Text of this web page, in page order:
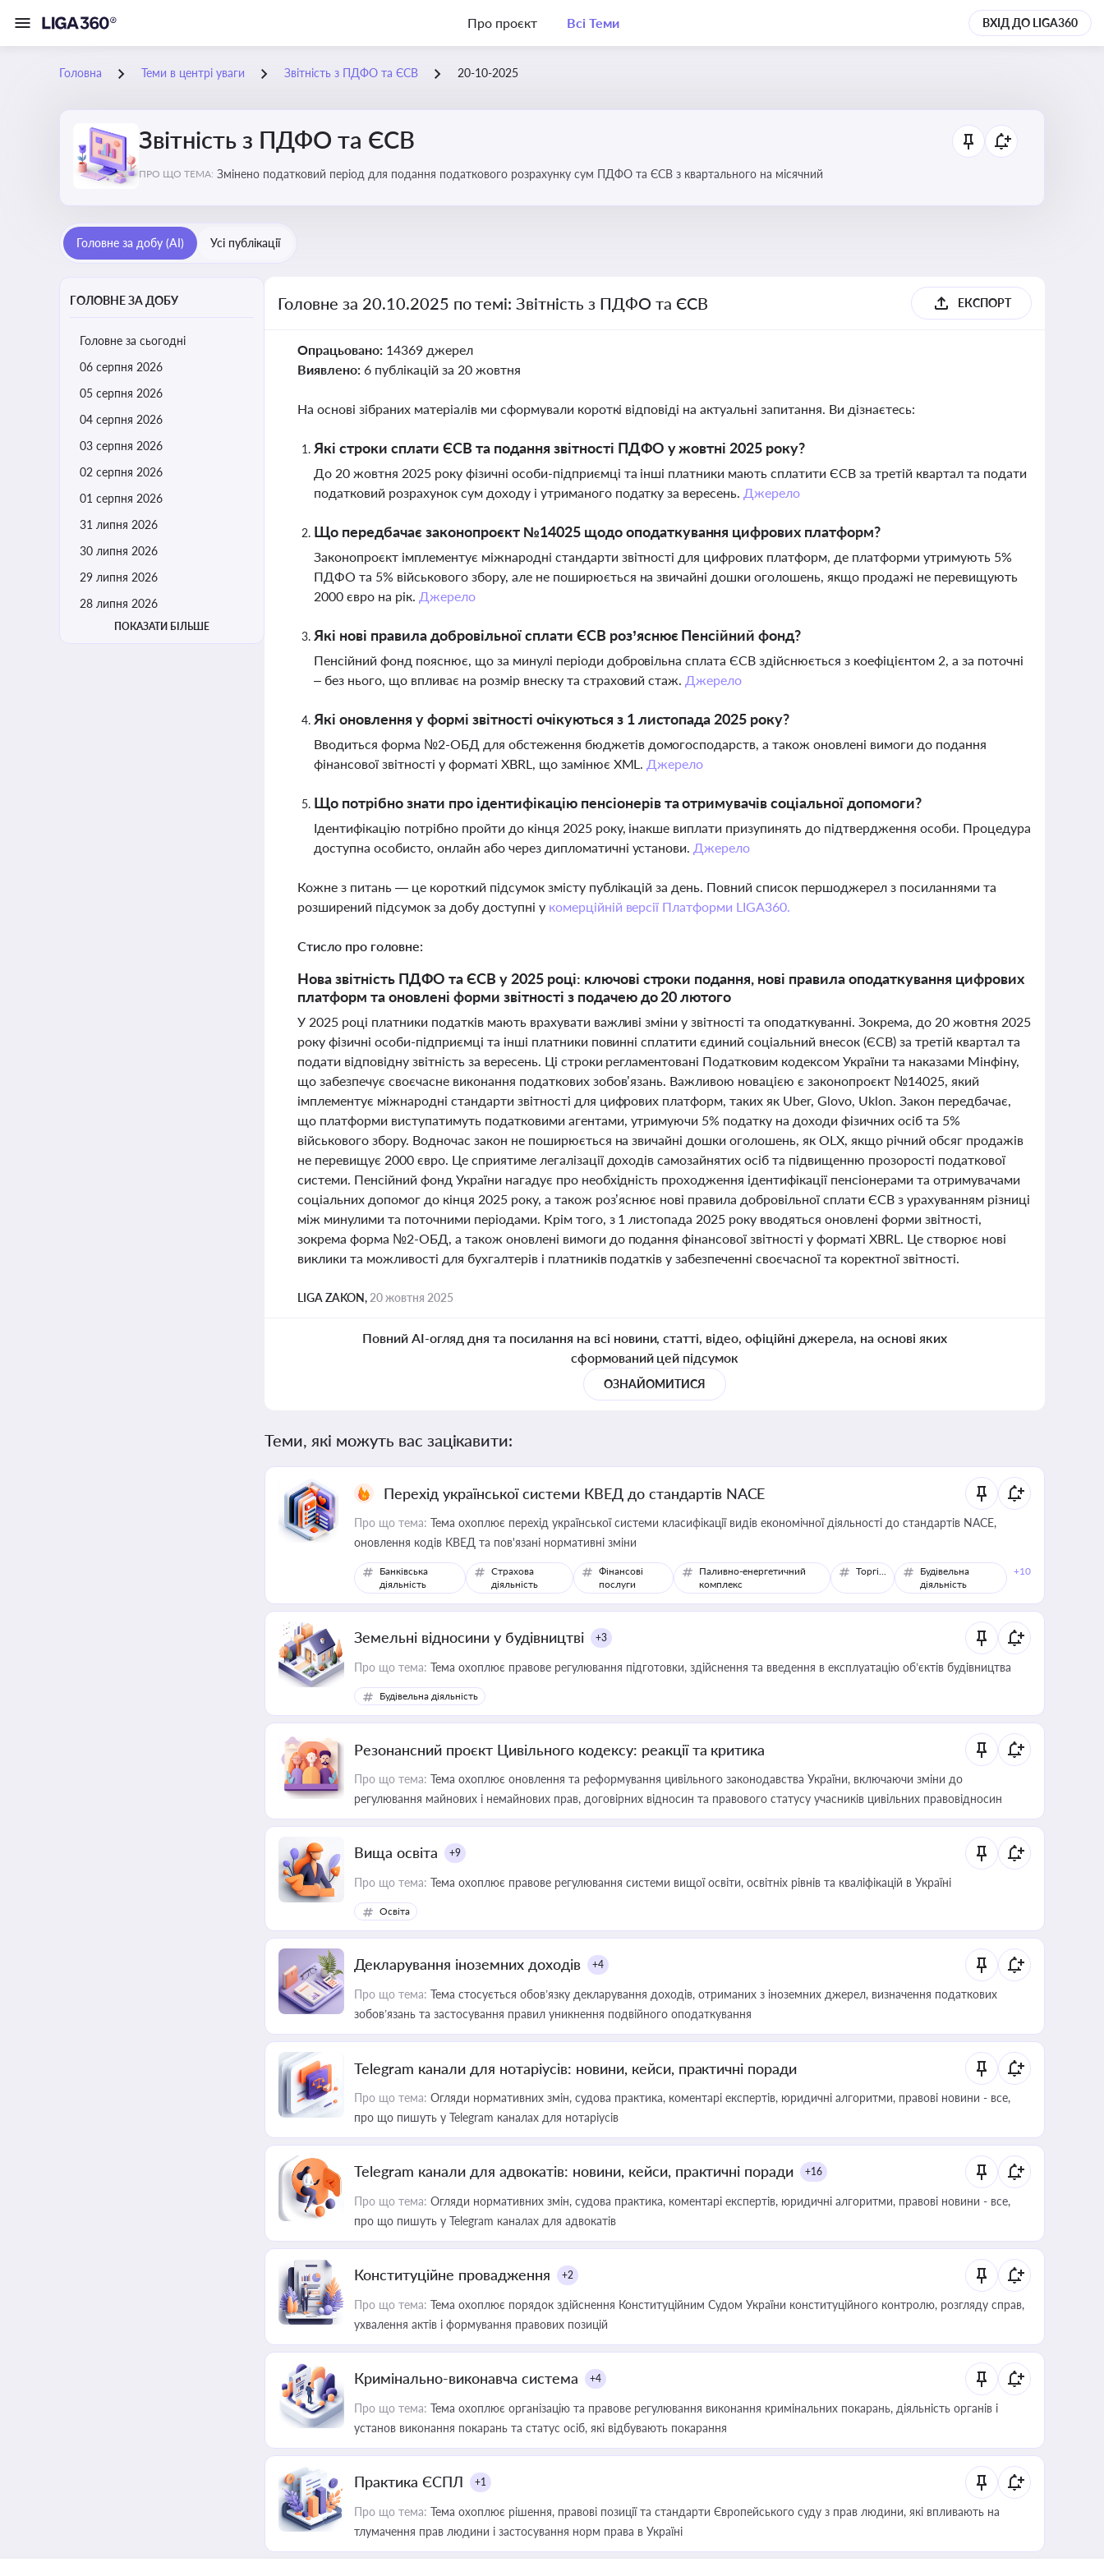
Про проєкт Всі Теми ВХІД ДО LIGA360
Головна Теми в центрі уваги Звітність з ПДФО та ЄСВ 20-10-2025
Звітність з ПДФО та ЄСВ
ПРО ЩО ТЕМА: Змінено податковий період для подання податкового розрахунку сум ПДФО та ЄСВ з квартального на місячний
Головне за добу (AI) Усі публікації
ГОЛОВНЕ ЗА ДОБУ
Головне за сьогодні
06 серпня 2026
05 серпня 2026
04 серпня 2026
03 серпня 2026
02 серпня 2026
01 серпня 2026
31 липня 2026
30 липня 2026
29 липня 2026
28 липня 2026
ПОКАЗАТИ БІЛЬШЕ
Головне за 20.10.2025 по темі: Звітність з ПДФО та ЄСВ ЕКСПОРТ
Опрацьовано: 14369 джерел
Виявлено: 6 публікацій за 20 жовтня
На основі зібраних матеріалів ми сформували короткі відповіді на актуальні запитання. Ви дізнаєтесь:
Які строки сплати ЄСВ та подання звітності ПДФО у жовтні 2025 року?
До 20 жовтня 2025 року фізичні особи-підприємці та інші платники мають сплатити ЄСВ за третій квартал та подати
податковий розрахунок сум доходу і утриманого податку за вересень. Джерело
Що передбачає законопроєкт №14025 щодо оподаткування цифрових платформ?
Законопроєкт імплементує міжнародні стандарти звітності для цифрових платформ, де платформи утримують 5%
ПДФО та 5% військового збору, але не поширюється на звичайні дошки оголошень, якщо продажі не перевищують
2000 євро на рік. Джерело
Які нові правила добровільної сплати ЄСВ роз’яснює Пенсійний фонд?
Пенсійний фонд пояснює, що за минулі періоди добровільна сплата ЄСВ здійснюється з коефіцієнтом 2, а за поточні
– без нього, що впливає на розмір внеску та страховий стаж. Джерело
Які оновлення у формі звітності очікуються з 1 листопада 2025 року?
Вводиться форма №2-ОБД для обстеження бюджетів домогосподарств, а також оновлені вимоги до подання
фінансової звітності у форматі XBRL, що замінює XML. Джерело
Що потрібно знати про ідентифікацію пенсіонерів та отримувачів соціальної допомоги?
Ідентифікацію потрібно пройти до кінця 2025 року, інакше виплати призупинять до підтвердження особи. Процедура
доступна особисто, онлайн або через дипломатичні установи. Джерело
Кожне з питань — це короткий підсумок змісту публікацій за день. Повний список першоджерел з посиланнями та
розширений підсумок за добу доступні у комерційній версії Платформи LIGA360.
Стисло про головне:
Нова звітність ПДФО та ЄСВ у 2025 році: ключові строки подання, нові правила оподаткування цифрових
платформ та оновлені форми звітності з подачею до 20 лютого
У 2025 році платники податків мають врахувати важливі зміни у звітності та оподаткуванні. Зокрема, до 20 жовтня 2025
року фізичні особи-підприємці та інші платники повинні сплатити єдиний соціальний внесок (ЄСВ) за третій квартал та
подати відповідну звітність за вересень. Ці строки регламентовані Податковим кодексом України та наказами Мінфіну,
що забезпечує своєчасне виконання податкових зобов’язань. Важливою новацією є законопроєкт №14025, який
імплементує міжнародні стандарти звітності для цифрових платформ, таких як Uber, Glovo, Uklon. Закон передбачає,
що платформи виступатимуть податковими агентами, утримуючи 5% податку на доходи фізичних осіб та 5%
військового збору. Водночас закон не поширюється на звичайні дошки оголошень, як OLX, якщо річний обсяг продажів
не перевищує 2000 євро. Це сприятиме легалізації доходів самозайнятих осіб та підвищенню прозорості податкової
системи. Пенсійний фонд України нагадує про необхідність проходження ідентифікації пенсіонерами та отримувачами
соціальних допомог до кінця 2025 року, а також роз’яснює нові правила добровільної сплати ЄСВ з урахуванням різниці
між минулими та поточними періодами. Крім того, з 1 листопада 2025 року вводяться оновлені форми звітності,
зокрема форма №2-ОБД, а також оновлені вимоги до подання фінансової звітності у форматі XBRL. Це створює нові
виклики та можливості для бухгалтерів і платників податків у забезпеченні своєчасної та коректної звітності.
LIGA ZAKON, 20 жовтня 2025
Повний AI-огляд дня та посилання на всі новини, статті, відео, офіційні джерела, на основі яких
сформований цей підсумок
ОЗНАЙОМИТИСЯ
Теми, які можуть вас зацікавити:
Перехід української системи КВЕД до стандартів NACE
Про що тема: Тема охоплює перехід української системи класифікації видів економічної діяльності до стандартів NACE,
оновлення кодів КВЕД та пов'язані нормативні зміни
Банківська
діяльність
Страхова
діяльність
Фінансові
послуги
Паливно-енергетичний
комплекс
Торгівля
Будівельна
діяльність
+10
Земельні відносини у будівництві +3
Про що тема: Тема охоплює правове регулювання підготовки, здійснення та введення в експлуатацію об’єктів будівництва
Будівельна діяльність
Резонансний проєкт Цивільного кодексу: реакції та критика
Про що тема: Тема охоплює оновлення та реформування цивільного законодавства України, включаючи зміни до
регулювання майнових і немайнових прав, договірних відносин та правового статусу учасників цивільних правовідносин
Вища освіта +9
Про що тема: Тема охоплює правове регулювання системи вищої освіти, освітніх рівнів та кваліфікацій в Україні
Освіта
Декларування іноземних доходів +4
Про що тема: Тема стосується обов’язку декларування доходів, отриманих з іноземних джерел, визначення податкових
зобов’язань та застосування правил уникнення подвійного оподаткування
Telegram канали для нотаріусів: новини, кейси, практичні поради
Про що тема: Огляди нормативних змін, судова практика, коментарі експертів, юридичні алгоритми, правові новини - все,
про що пишуть у Telegram каналах для нотаріусів
Telegram канали для адвокатів: новини, кейси, практичні поради +16
Про що тема: Огляди нормативних змін, судова практика, коментарі експертів, юридичні алгоритми, правові новини - все,
про що пишуть у Telegram каналах для адвокатів
Конституційне провадження +2
Про що тема: Тема охоплює порядок здійснення Конституційним Судом України конституційного контролю, розгляду справ,
ухвалення актів і формування правових позицій
Кримінально-виконавча система +4
Про що тема: Тема охоплює організацію та правове регулювання виконання кримінальних покарань, діяльність органів і
установ виконання покарань та статус осіб, які відбувають покарання
Практика ЄСПЛ +1
Про що тема: Тема охоплює рішення, правові позиції та стандарти Європейського суду з прав людини, які впливають на
тлумачення прав людини і застосування норм права в Україні